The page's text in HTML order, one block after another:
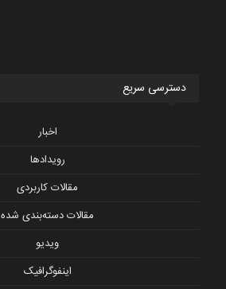
دسترسی سریع
اخبار
رویدادها
مقالات کاربردی
مقالات دسته‌بندی شده
ویدیو
اینفوگرافیک